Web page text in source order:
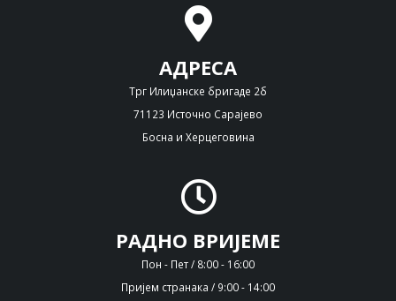
АДРЕСА
Трг Илиџанске бригаде 2б
71123 Источно Сарајево
Босна и Херцеговина
РАДНО ВРИЈЕМЕ
Пон - Пет / 8:00 - 16:00
Пријем странака / 9:00 - 14:00